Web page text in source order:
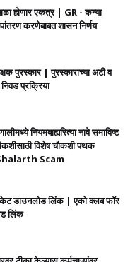
होणार एकत्र | GR - कन्या
करणेबाबत शासन निर्णय
पुरस्कार | पुरस्काराच्या अटी व
प्रक्रिया
नियमबाह्यरित्या नावे समाविष्ट
विशेष चौकशी पथक
Scam
डाउनलोड लिंक | एको क्लब फॉर
लिंक